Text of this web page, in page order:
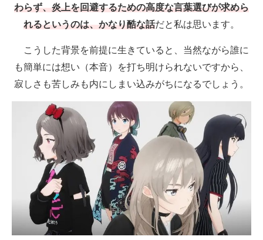
わらず、炎上を回避するための高度な言葉選びが求めら
れるというのは、かなり酷な話だと私は思います。
こうした背景を前提に生きていると、当然ながら誰に
も簡単には想い（本音）を打ち明けられないですから、
寂しさも苦しみも内にしまい込みがちになるでしょう。